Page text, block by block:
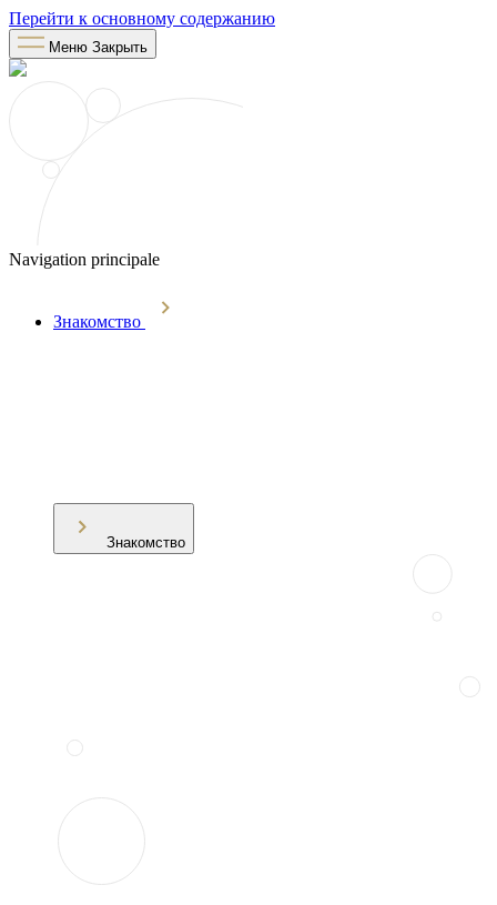
Перейти к основному содержанию
Меню Закрыть
Navigation principale
Знакомство
Знакомство